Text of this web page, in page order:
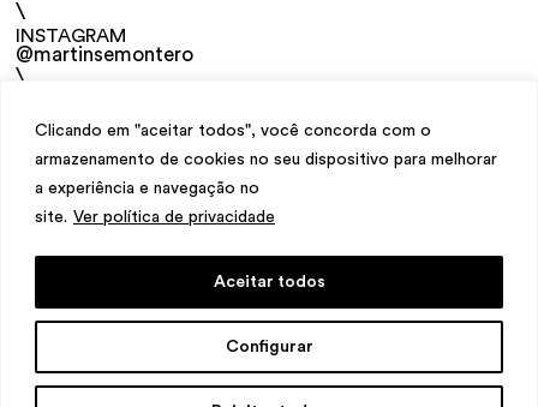
Clicando em "aceitar todos", você concorda com o
armazenamento de cookies no seu dispositivo para melhorar
a experiência e navegação no
site. Ver política de privacidade
Configurar
Aceitar todos
\
INSTAGRAM
@martinsemontero
\